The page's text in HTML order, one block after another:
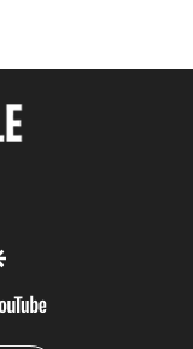
google
youtube-